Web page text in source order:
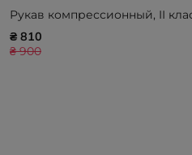
Рукав компрессионный, II
₴ 810
₴ 900